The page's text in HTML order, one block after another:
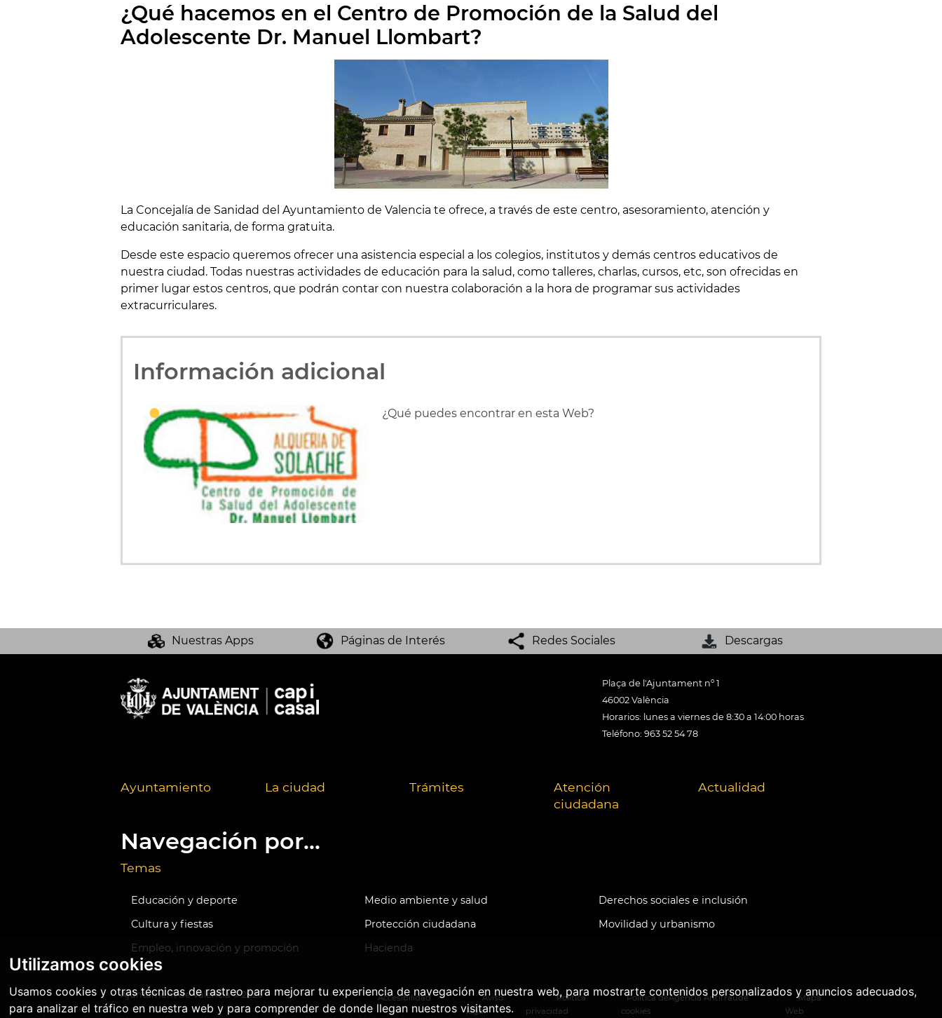
Utilizamos cookies
Usamos cookies y otras técnicas de rastreo para mejorar tu experiencia de navegación en nuestra web, para mostrarte contenidos personalizados y anuncios adecuados,
para analizar el tráfico en nuestra web y para comprender de donde llegan nuestros visitantes.
¿Qué hacemos en el Centro de Promoción de la Salud del
Adolescente Dr. Manuel Llombart?
La Concejalía de Sanidad del Ayuntamiento de Valencia te ofrece, a través de este centro, asesoramiento, atención y
educación sanitaria, de forma gratuita.
Desde este espacio queremos ofrecer una asistencia especial a los colegios, institutos y demás centros educativos de
nuestra ciudad. Todas nuestras actividades de educación para la salud, como talleres, charlas, cursos, etc, son ofrecidas en
primer lugar estos centros, que podrán contar con nuestra colaboración a la hora de programar sus actividades
extracurriculares.
Información adicional
¿Qué puedes encontrar en esta Web?
Nuestras Apps Páginas de Interés Redes Sociales Descargas
Plaça de l'Ajuntament nº 1
46002 València
Horarios: lunes a viernes de 8:30 a 14:00 horas
Teléfono: 963 52 54 78
Ayuntamiento La ciudad Trámites
Atención
ciudadana
Actualidad
Navegación por...
Temas
Educación y deporte Medio ambiente y salud
Derechos sociales e inclusión
Cultura y fiestas
Protección ciudadana
Movilidad y urbanismo
Empleo, innovación y promoción
Hacienda
Ajuntament de València ©2026 Accesibilidad
Aviso
legal
Política
privacidad
Política de
cookies
Agencia Antifraude
Mapa
Web